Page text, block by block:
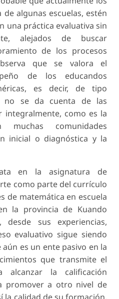
algunas escuelas, estén
una práctica evaluativa sin
alejados de buscar
de los procesos
que se valora el
de los educandos
es decir, de tipo
no se da cuenta de las
integralmente, como es la
comunidades
inicial o diagnóstica y la
en la asignatura de
como parte del currículo
de matemática en escuela
la provincia de Kuando
desde sus experiencias,
evaluativo sigue siendo
es un ente pasivo en la
que transmite el
alcanzar la calificación
promover a otro nivel de